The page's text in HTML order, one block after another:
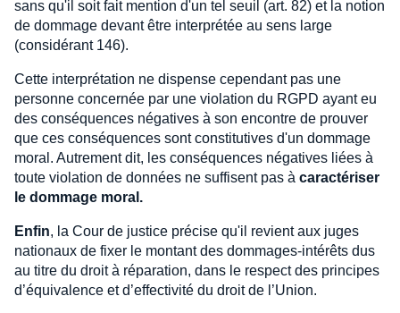
sans qu'il soit fait mention d'un tel seuil (art. 82) et la notion
de dommage devant être interprétée au sens large
(considérant 146).
Cette interprétation ne dispense cependant pas une
personne concernée par une violation du RGPD ayant eu
des conséquences négatives à son encontre de prouver
que ces conséquences sont constitutives d'un dommage
moral. Autrement dit, les conséquences négatives liées à
toute violation de données ne suffisent pas à caractériser
le dommage moral.
Enfin, la Cour de justice précise qu'il revient aux juges
nationaux de fixer le montant des dommages-intérêts dus
au titre du droit à réparation, dans le respect des principes
d’équivalence et d’effectivité du droit de l’Union.